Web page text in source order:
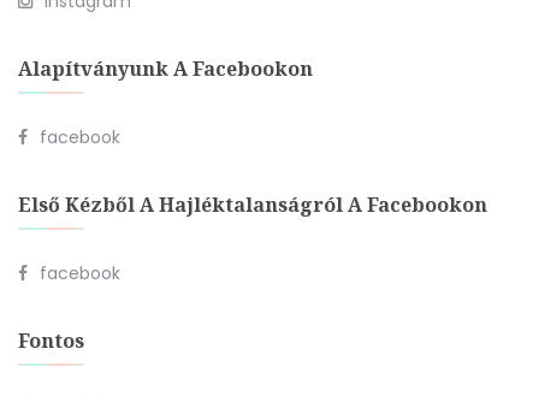
Alapítványunk A Facebookon
facebook
Első Kézből A Hajléktalanságról A Facebookon
facebook
Fontos